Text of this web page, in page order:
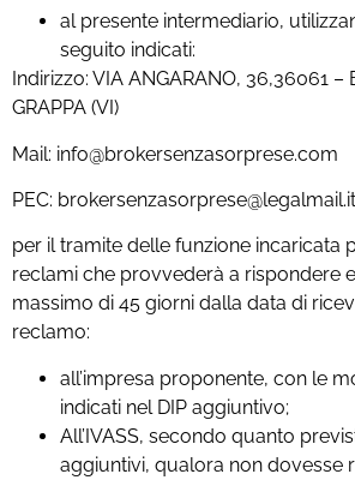
al presente intermediario,
seguito indicati:
Indirizzo: VIA ANGARANO, 36,36061 –
GRAPPA (VI)
Mail: info@brokersenzasorprese.com
PEC: brokersenzasorprese@legalmail.it
per il tramite delle funzione incaricata
reclami che provvederà a rispondere
massimo di 45 giorni dalla data di
reclamo:
all’impresa proponente, con le
indicati nel DIP aggiuntivo;
All’IVASS, secondo quanto
aggiuntivi, qualora non dovesse